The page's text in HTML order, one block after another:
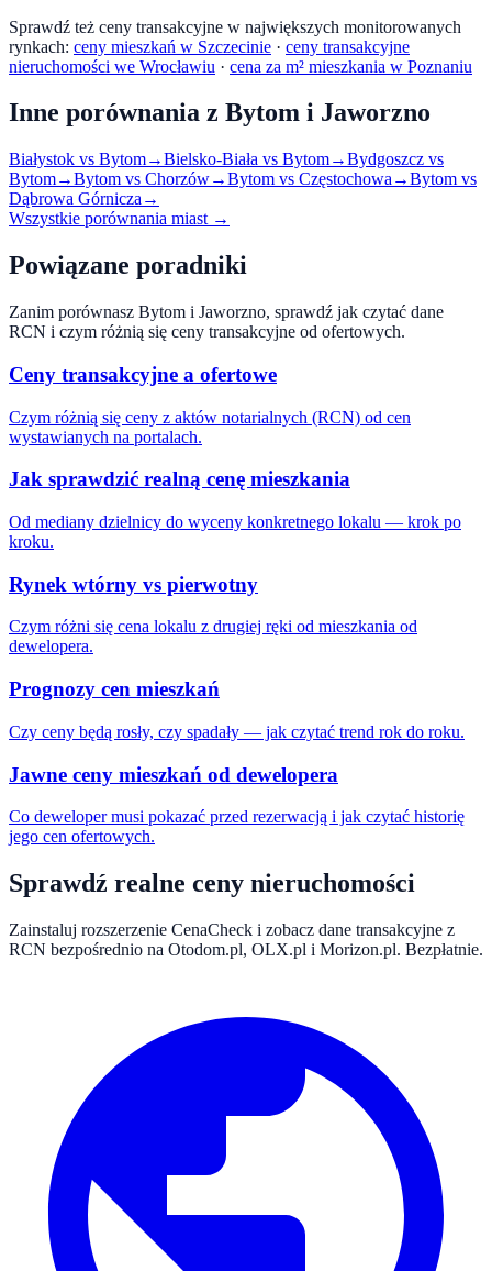
Sprawdź też ceny transakcyjne w największych monitorowanych
rynkach: ceny mieszkań w Szczecinie · ceny transakcyjne
nieruchomości we Wrocławiu · cena za m² mieszkania w Poznaniu
Inne porównania z Bytom i Jaworzno
Białystok vs Bytom→Bielsko-Biała vs Bytom→Bydgoszcz vs
Bytom→Bytom vs Chorzów→Bytom vs Częstochowa →Bytom vs
Dąbrowa Górnicza →
Wszystkie porównania miast →
Powiązane poradniki
Zanim porównasz Bytom i Jaworzno, sprawdź jak czytać dane
RCN i czym różnią się ceny transakcyjne od ofertowych.
Ceny transakcyjne a ofertowe
Czym różnią się ceny z aktów notarialnych (RCN) od cen
wystawianych na portalach.
Jak sprawdzić realną cenę mieszkania
Od mediany dzielnicy do wyceny konkretnego lokalu — krok po
kroku.
Rynek wtórny vs pierwotny
Czym różni się cena lokalu z drugiej ręki od mieszkania od
dewelopera.
Prognozy cen mieszkań
Czy ceny będą rosły, czy spadały — jak czytać trend rok do roku.
Jawne ceny mieszkań od dewelopera
Co deweloper musi pokazać przed rezerwacją i jak czytać historię
jego cen ofertowych.
Sprawdź realne ceny nieruchomości
Zainstaluj rozszerzenie CenaCheck i zobacz dane transakcyjne z
RCN bezpośrednio na Otodom.pl, OLX.pl i Morizon.pl. Bezpłatnie.